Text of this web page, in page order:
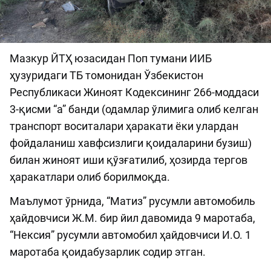
Мазкур ЙТҲ юзасидан Поп тумани ИИБ
ҳузуридаги ТБ томонидан Ўзбекистон
Республикаси Жиноят Кодексининг 266-моддаси
3-қисми “а” банди (одамлар ўлимига олиб келган
транспорт воситалари ҳаракати ёки улардан
фойдаланиш хавфсизлиги қоидаларини бузиш)
билан жиноят иши қўзғатилиб, ҳозирда тергов
ҳаракатлари олиб борилмоқда.
Маълумот ўрнида, “Матиз” русумли автомобиль
ҳайдовчиси Ж.М. бир йил давомида 9 маротаба,
“Нексия” русумли автомобил ҳайдовчиси И.О. 1
маротаба қоидабузарлик содир этган.